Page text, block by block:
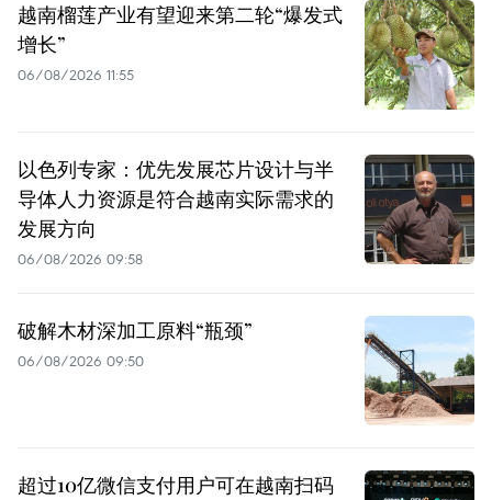
越南榴莲产业有望迎来第二轮“爆发式
增长”
06/08/2026 11:55
以色列专家：优先发展芯片设计与半
导体人力资源是符合越南实际需求的
发展方向
06/08/2026 09:58
破解木材深加工原料“瓶颈”
06/08/2026 09:50
超过10亿微信支付用户可在越南扫码